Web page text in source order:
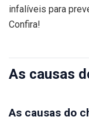
infalíveis para
Confira!
As causas
As causas do